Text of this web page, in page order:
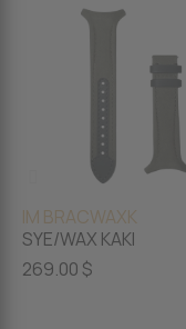
IM BRACWAXK
SYE/WAX KAKI
269.00 $